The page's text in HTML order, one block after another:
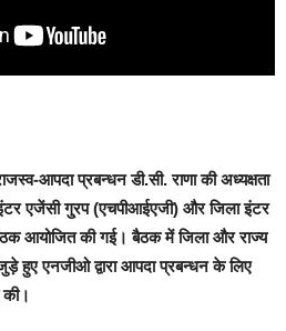
आपदा प्रबन्धन डी.सी. राणा की अध्यक्षता
एजेंसी गु्रप (एचपीआईएजी) और जिला इंटर
आयोजित की गई। बैठक में जिला और राज्य
हुए एनजीओ द्वारा आपदा प्रबन्धन के लिए
की।